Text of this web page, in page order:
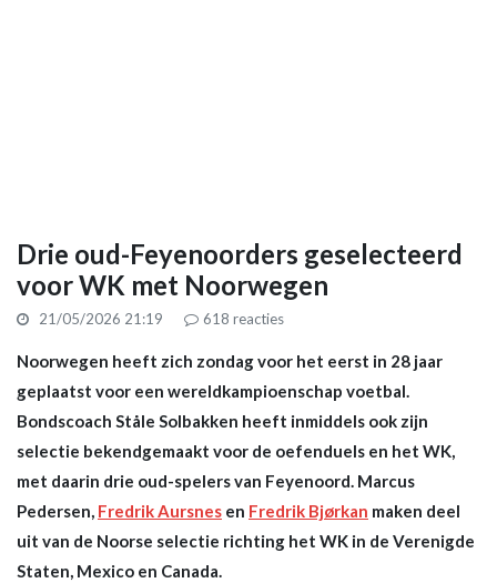
Drie oud-Feyenoorders geselecteerd
voor WK met Noorwegen
21/05/2026 21:19 618 reacties
Noorwegen heeft zich zondag voor het eerst in 28 jaar
geplaatst voor een wereldkampioenschap voetbal.
Bondscoach Ståle Solbakken heeft inmiddels ook zijn
selectie bekendgemaakt voor de oefenduels en het WK,
met daarin drie oud-spelers van Feyenoord. Marcus
Pedersen, Fredrik Aursnes en Fredrik Bjørkan maken deel
uit van de Noorse selectie richting het WK in de Verenigde
Staten, Mexico en Canada.